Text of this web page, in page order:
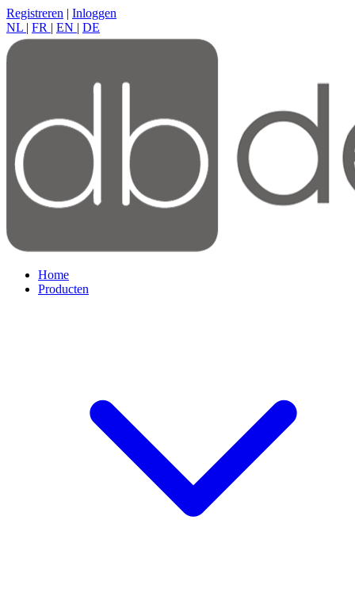
Registreren | Inloggen
NL | FR | EN | DE
Home
Producten